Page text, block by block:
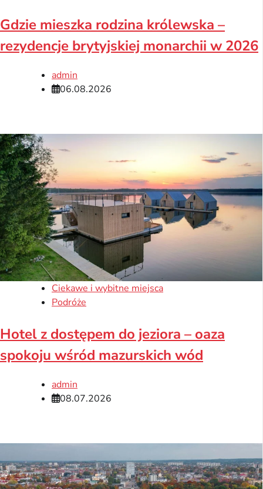
Gdzie mieszka rodzina królewska –
rezydencje brytyjskiej monarchii w 2026
admin
06.08.2026
Ciekawe i wybitne miejsca
Podróże
Hotel z dostępem do jeziora – oaza
spokoju wśród mazurskich wód
admin
08.07.2026